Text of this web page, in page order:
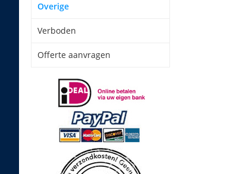
Overige
Verboden
Offerte aanvragen